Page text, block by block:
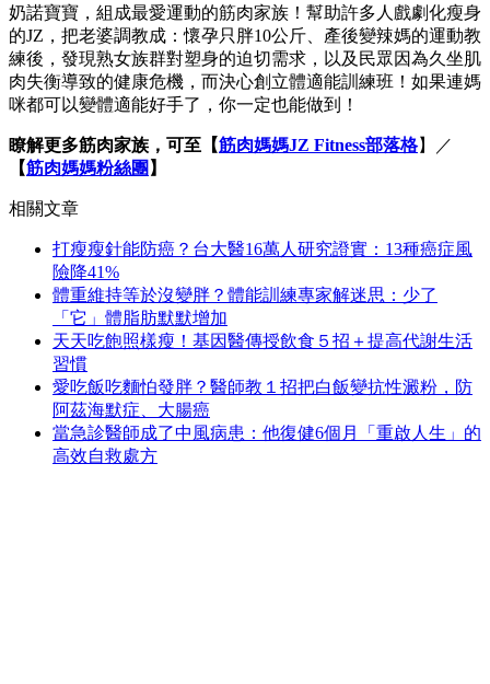
奶諾寶寶，組成最愛運動的筋肉家族！幫助許多人戲劇化瘦身
的JZ，把老婆調教成：懷孕只胖10公斤、產後變辣媽的運動教
練後，發現熟女族群對塑身的迫切需求，以及民眾因為久坐肌
肉失衡導致的健康危機，而決心創立體適能訓練班！如果連媽
咪都可以變體適能好手了，你一定也能做到！
瞭解更多筋肉家族，可至【筋肉媽媽JZ Fitness部落格】／
【筋肉媽媽粉絲團 】
相關文章
打瘦瘦針能防癌？台大醫16萬人研究證實：13種癌症風
險降41%
體重維持等於沒變胖？體能訓練專家解迷思：少了
「它」體脂肪默默增加
天天吃飽照樣瘦！基因醫傳授飲食５招＋提高代謝生活
習慣
愛吃飯吃麵怕發胖？醫師教１招把白飯變抗性澱粉，防
阿茲海默症、大腸癌
當急診醫師成了中風病患：他復健6個月「重啟人生」的
高效自救處方